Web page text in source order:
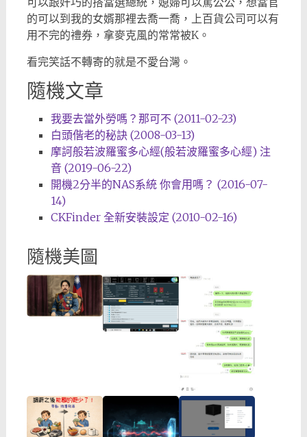
的可以到我的女婿那裡去喬一喬，上百貨公司可以有
用不完的禮券，拿麥克風的常常被K。
看完笑話不轉寄的就是不愛台灣。
隨機文章
我要去當外勞嗎？那可不 (2011-02-23)
白頭偕老的秘訣 (2008-03-13)
摩訶般若波羅蜜多心經(般若波羅蜜多心經) 注
音 (2019-06-22)
開機2分半的NAS系統 你會用嗎？ (2016-07-
14)
CKFinder 全新安裝設定 (2010-02-16)
隨機美圖